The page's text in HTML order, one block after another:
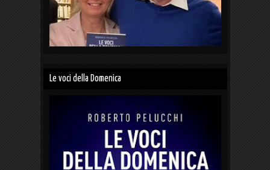
Le voci della Domenica